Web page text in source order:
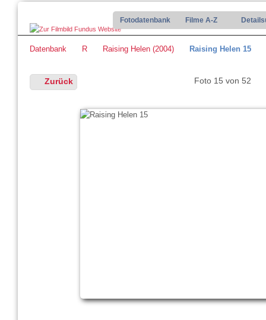
Fotodatenbank Filme A-Z
Datenbank R Raising Helen (2004) Raising Helen 15
Zurück Foto 15 von 52